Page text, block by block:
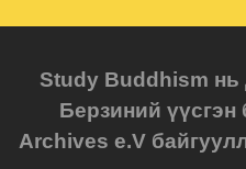
Study Buddhism нь
Берзиний үүсгэн
Archives e.V